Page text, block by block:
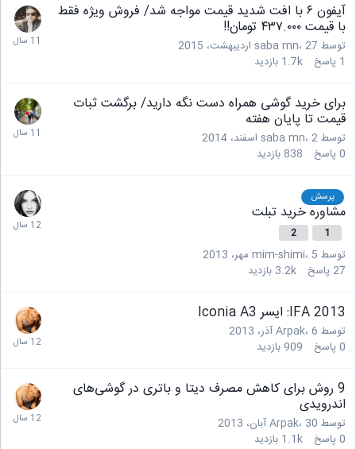
آیفون ۶ با افت شدید قیمت مواجه شد/ فروش ویژه فقط
با قیمت ۴۳۷.۰۰۰ تومان!!
توسط saba mn ،27 اردیبهشت، 2015
پاسخ 1.7k بازدید
برای خرید گوشی همراه دست نگه دارید/ برگشت ثبات
قیمت تا پایان هفته
توسط saba mn ،2 اسفند، 2014
0پاسخ 838 بازدید
پرسش
مشاوره خرید تبلت
1
2
توسط mim-shimi ،5 مهر، 2013
27پاسخ 3.2k بازدید
IFA 2013: ایسر Iconia A3
توسط Arpak ،6 آذر، 2013
0پاسخ 909بازدید
9 روش برای کاهش مصرف دیتا و باتری در گوشی‌های
اندرویدی
توسط Arpak ،30 آبان، 2013
0پاسخ 1.1k بازدید